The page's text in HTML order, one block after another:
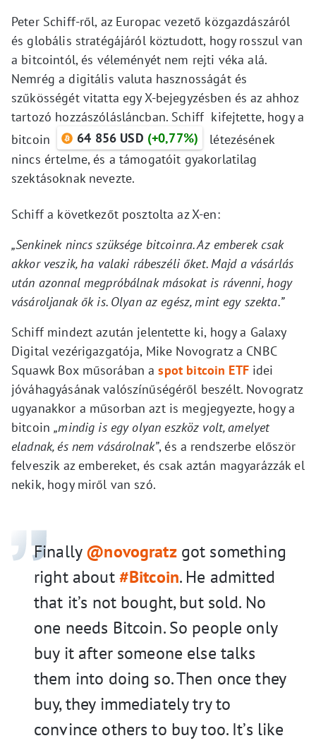
Peter Schiff-ről, az Europac vezető közgazdászáról
és globális stratégájáról köztudott, hogy rosszul van
a bitcointól, és véleményét nem rejti véka alá.
Nemrég a digitális valuta hasznosságát és
szűkösségét vitatta egy X-bejegyzésben és az ahhoz
tartozó hozzászólásláncban. Schiff kifejtette, hogy a
bitcoin
64 856 USD (+0,77%)
létezésének
nincs értelme, és a támogatóit gyakorlatilag
szektásoknak nevezte.
Schiff a következőt posztolta az X-en:
„Senkinek nincs szüksége bitcoinra. Az emberek csak
akkor veszik, ha valaki rábeszéli őket. Majd a vásárlás
után azonnal megpróbálnak másokat is rávenni, hogy
vásároljanak ők is. Olyan az egész, mint egy szekta.”
Schiff mindezt azután jelentette ki, hogy a Galaxy
Digital vezérigazgatója, Mike Novogratz a CNBC
Squawk Box műsorában aspot bitcoin ETFidei
jóváhagyásának valószínűségéről beszélt. Novogratz
ugyanakkor a műsorban azt is megjegyezte, hogy a
bitcoin„mindig is egy olyan eszköz volt, amelyet
eladnak, és nem vásárolnak”, és a rendszerbe először
felveszik az embereket, és csak aztán magyarázzák el
nekik, hogy miről van szó.
Finally@novogratzgot something
right about#Bitcoin. He admitted
that it’s not bought, but sold. No
one needs Bitcoin. So people only
buy it after someone else talks
them into doing so. Then once they
buy, they immediately try to
convince others to buy too. It’s like